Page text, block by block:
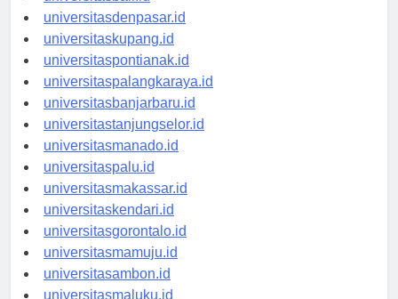
universitasbali.id
universitasdenpasar.id
universitaskupang.id
universitaspontianak.id
universitaspalangkaraya.id
universitasbanjarbaru.id
universitastanjungselor.id
universitasmanado.id
universitaspalu.id
universitasmakassar.id
universitaskendari.id
universitasgorontalo.id
universitasmamuju.id
universitasambon.id